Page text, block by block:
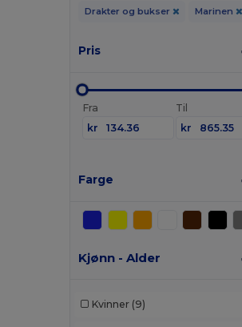
Drakter og bukser Marinen
Pris
Fra
kr
Til
kr
Farge
Kjønn - Alder
Kvinner (9)